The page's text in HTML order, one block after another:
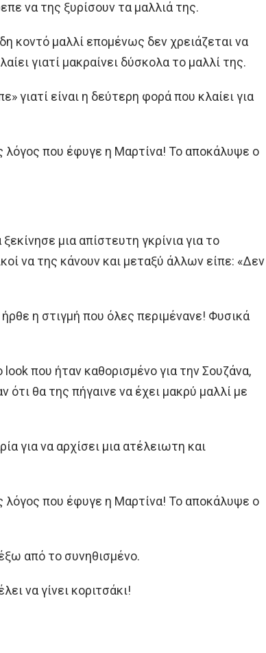
να της ξυρίσουν τα μαλλιά της.
κοντό μαλλί επομένως δεν χρειάζεται να
γιατί μακραίνει δύσκολα το μαλλί της.
γιατί είναι η δεύτερη φορά που κλαίει για
λόγος που έφυγε η Μαρτίνα! Το αποκάλυψε ο
μια απίστευτη γκρίνια για το
να της κάνουν και μεταξύ άλλων είπε: «Δεν
η στιγμή που όλες περιμένανε! Φυσικά
που ήταν καθορισμένο για την Σουζάνα,
ότι θα της πήγαινε να έχει μακρύ μαλλί με
για να αρχίσει μια ατέλειωτη και
λόγος που έφυγε η Μαρτίνα! Το αποκάλυψε ο
από το συνηθισμένο.
να γίνει κοριτσάκι!